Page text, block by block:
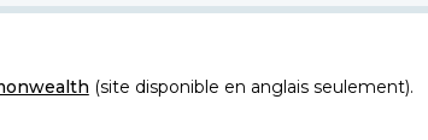
(site disponible en anglais seulement).